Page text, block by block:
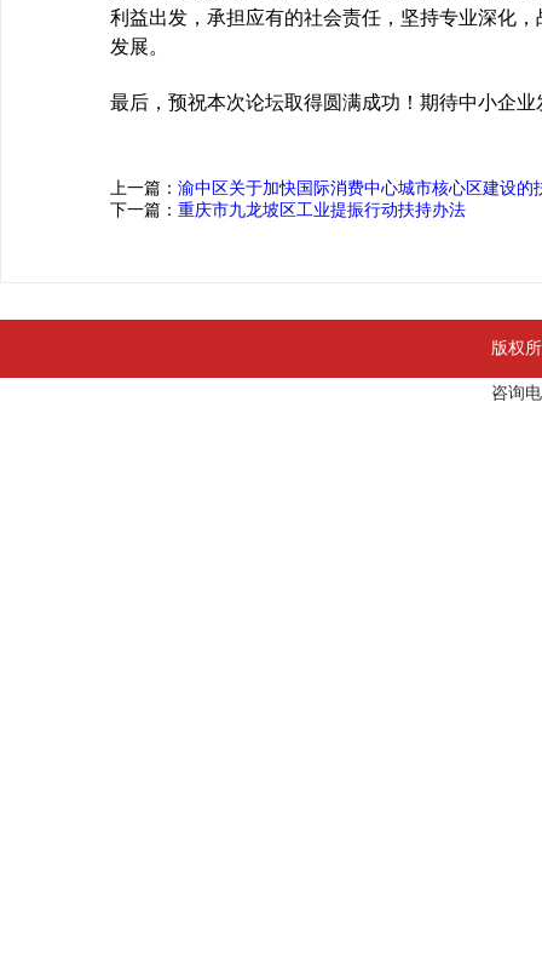
利益出发，承担应有的社会责任，坚持专业深化
发展。
最后，预祝本次论坛取得圆满成功！期待中小企
上一篇： 渝中区关于加快国际消费中心城市核心区建设的
下一篇： 重庆市九龙坡区工业提振行动扶持办法
版权
咨询